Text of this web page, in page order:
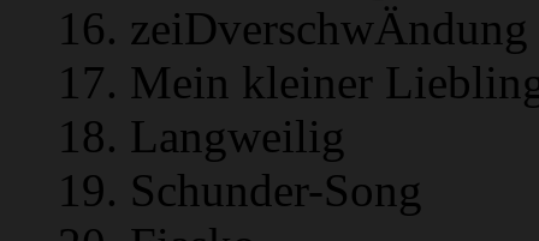
16. zeiDverschwÄndung
17. Mein kleiner
18. Langweilig
19. Schunder-Song